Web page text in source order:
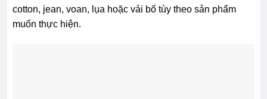
cotton, jean, voan, lụa hoặc vải bố tùy theo sản phẩm
muốn thực hiện.